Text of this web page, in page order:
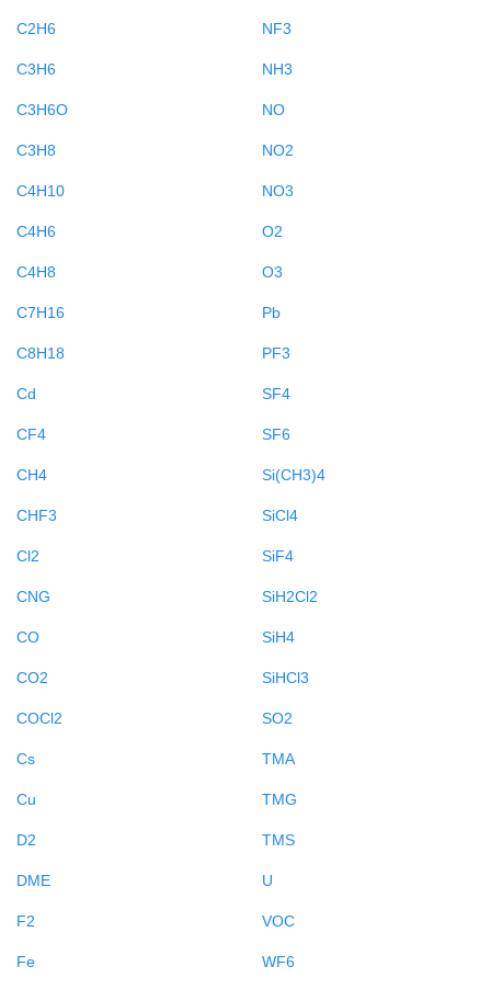
C2H6
C3H6
C3H6O
C3H8
C4H10
C4H6
C4H8
C7H16
C8H18
Cd
CF4
CH4
CHF3
Cl2
CNG
CO
CO2
COCl2
Cs
Cu
D2
DME
F2
Fe
NF3
NH3
NO
NO2
NO3
O2
O3
Pb
PF3
SF4
SF6
Si(CH3)4
SiCl4
SiF4
SiH2Cl2
SiH4
SiHCl3
SO2
TMA
TMG
TMS
U
VOC
WF6